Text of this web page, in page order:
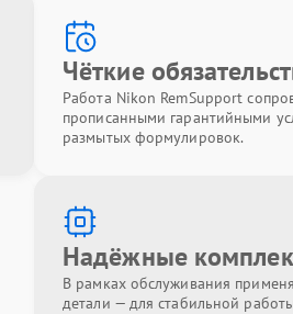
Чёткие
Работа Nikon RemSupport
прописанными гарантийными
размытых формулировок.
Надёжные
В рамках обслуживания
детали — для стабильной